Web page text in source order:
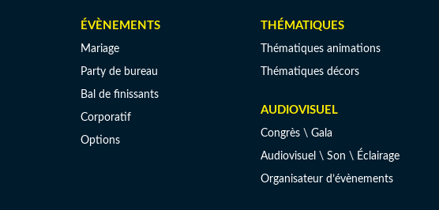
ÉVÈNEMENTS
Mariage
Party de bureau
Bal de finissants
Corporatif
Options
THÉMATIQUES
Thématiques animations
Thématiques décors
AUDIOVISUEL
Congrès \ Gala
Audiovisuel \ Son \ Éclairage
Organisateur d’évènements